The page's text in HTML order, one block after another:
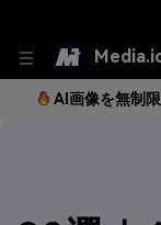
AI画像を無制